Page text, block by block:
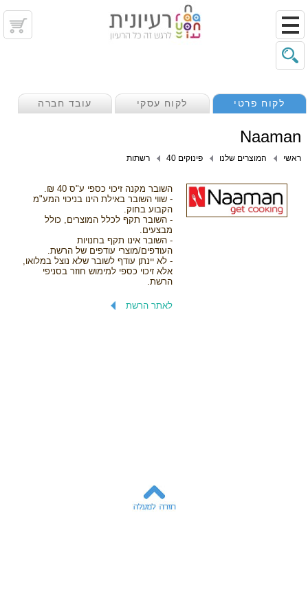
לקוח פרטי לקוח עסקי עובד חברה
Naaman
ראשי המוצרים שלנו פינוקים 40 רשתות
השובר מקנה זיכוי כספי ע"ס 40 ₪.
- שווי השובר באילת הינו בניכוי המע"מ
הקבוע בחוק.
- השובר תקף לכלל המוצרים, כולל
מבצעים.
- השובר אינו תקף בחנויות
העודפים/מוצרי עודפים של הרשת.
- לא יינתן עודף לשובר שלא נוצל במלואו,
אלא זיכוי כספי למימוש חוזר בסניפי
הרשת.
לאתר הרשת